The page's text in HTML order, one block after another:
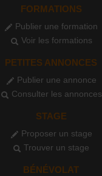
FORMATIONS
Publier une formation
Voir les formations
PETITES ANNONCES
Publier une annonce
Consulter les annonces
STAGE
Proposer un stage
Trouver un stage
BÉNÉVOLAT